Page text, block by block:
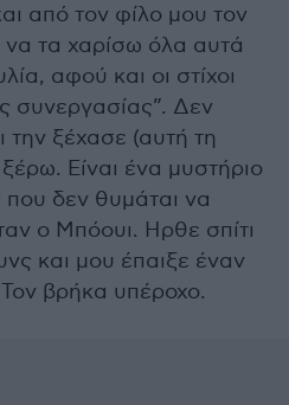
από τον φίλο μου τον
να τα χαρίσω όλα αυτά
αφού και οι στίχοι
συνεργασίας”. Δεν
ξέχασε (αυτή τη
Είναι ένα μυστήριο
δεν θυμάται να
ο Μπόουι. Ηρθε σπίτι
και μου έπαιξε έναν
Τον βρήκα υπέροχο.